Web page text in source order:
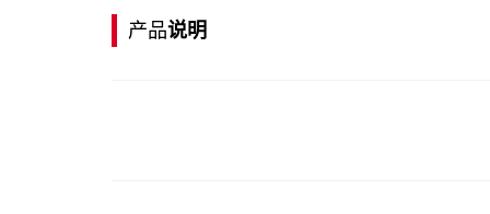
产品说明